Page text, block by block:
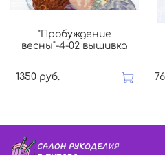
"Пробуждение
весны"-4-02 вышивка
1350 руб.